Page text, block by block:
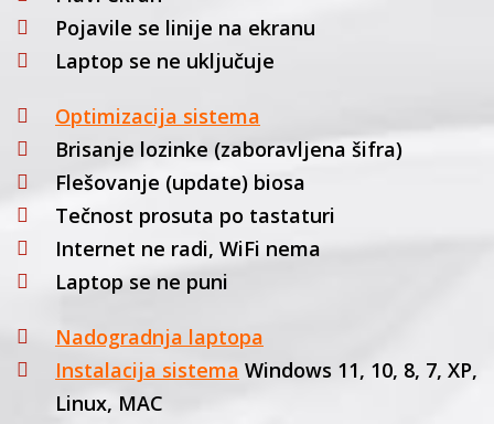
Pojavile se linije na ekranu
Laptop se ne uključuje
Optimizacija sistema
Brisanje lozinke (zaboravljena šifra)
Flešovanje (update) biosa
Tečnost prosuta po tastaturi
Internet ne radi, WiFi nema
Laptop se ne puni
Nadogradnja laptopa
Instalacija sistema Windows 11, 10, 8, 7, XP,
Linux, MAC